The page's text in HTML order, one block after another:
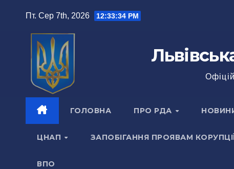
Пт. Сер 7th, 2026 12:33:35 PM
ГОЛОВНА ПРО РДА
ЦНАП ЗАПОБІГАННЯ ПРОЯВАМ
ВПО